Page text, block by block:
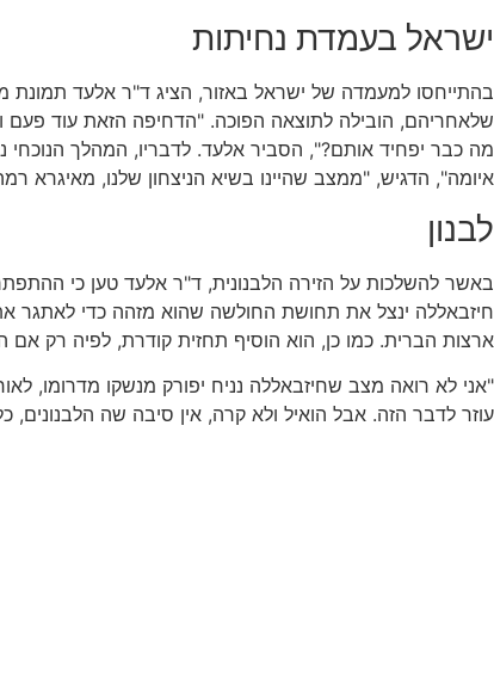
ישראל בעמדת נחיתות
בהתייחסו למעמדה של ישראל באזור, הציג ד"ר אלעד תמונת
שלאחריהם, הובילה לתוצאה הפוכה. "הדחיפה הזאת עוד פעם
מה כבר יפחיד אותם?", הסביר אלעד. לדבריו, המהלך
איומה", הדגיש, "ממצב שהיינו בשיא הניצחון שלנו, מאיגרא
לבנון
באשר להשלכות על הזירה הלבנונית, ד"ר אלעד טען כי
חיזבאללה ינצל את תחושת החולשה שהוא מזהה כדי לאתגר
ארצות הברית. כמו כן, הוא הוסיף תחזית קודרת, לפיה רק אם
"אני לא רואה מצב שחיזבאללה נניח יפורק מנשקו מדרומו,
עוזר לדבר הזה. אבל הואיל ולא קרה, אין סיבה שה הלבנונים,